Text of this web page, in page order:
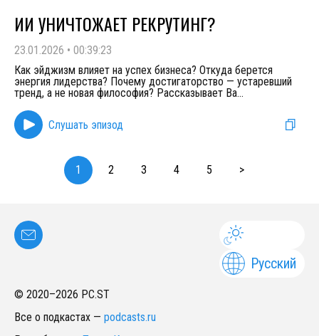
ИИ УНИЧТОЖАЕТ РЕКРУТИНГ?
23.01.2026 • 00:39:23
Как эйджизм влияет на успех бизнеса? Откуда берется
энергия лидерства? Почему достигаторство — устаревший
тренд, а не новая философия? Рассказывает Ва...
Слушать эпизод
1 2 3 4 5 >
Русский
© 2020–2026 PC.ST
Все о подкастах — podcasts.ru